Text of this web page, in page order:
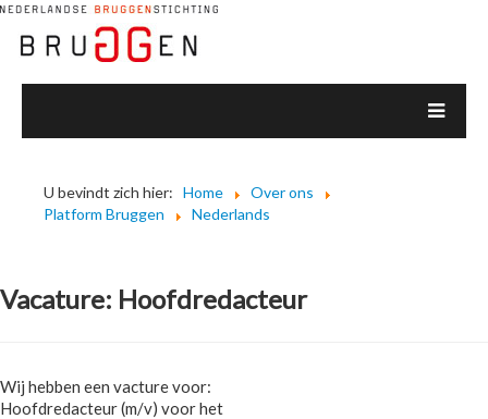
U bevindt zich hier: Home
Over ons
Platform Bruggen
Nederlands
Vacature: Hoofdredacteur
Wij hebben een vacture voor:
Hoofdredacteur (m/v) voor het